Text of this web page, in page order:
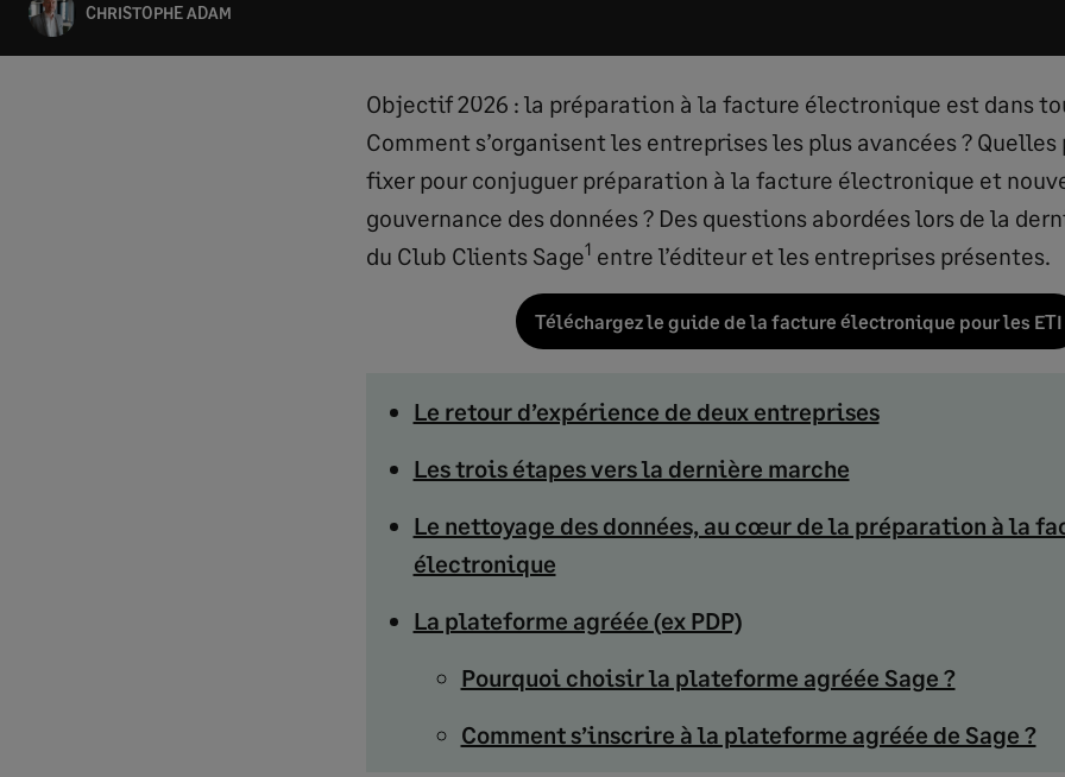
CHRISTOPHE ADAM
Objectif 2026 : la préparation à la facture électronique est dans
Comment s’organisent les entreprises les plus avancées ?
fixer pour conjuguer préparation à la facture électronique et
gouvernance des données ? Des questions abordées lors de la
du Club Clients Sage1 entre l’éditeur et les entreprises présentes.
Téléchargez le guide de la facture électronique pour les ETI
Le retour d’expérience de deux entreprises
Les trois étapes vers la dernière marche
Le nettoyage des données, au cœur de la préparation à la
électronique
La plateforme agréée (ex PDP)
Pourquoi choisir la plateforme agréée Sage ?
Comment s’inscrire à la plateforme agréée de Sage ?